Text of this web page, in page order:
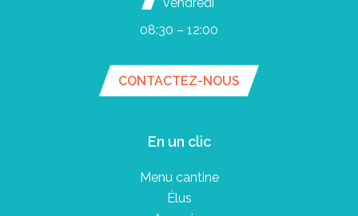
08:30 – 12:00
CONTACTEZ-NOUS
En un clic
Menu cantine
Élus